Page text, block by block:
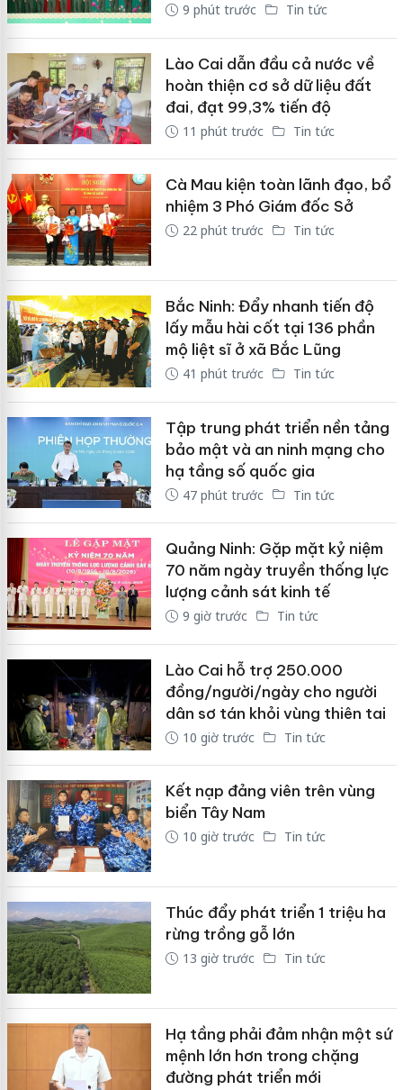
9 phút trước Tin tức
Lào Cai dẫn đầu cả nước về
hoàn thiện cơ sở dữ liệu đất
đai, đạt 99,3% tiến độ
11 phút trước Tin tức
Cà Mau kiện toàn lãnh đạo, bổ
nhiệm 3 Phó Giám đốc Sở
22 phút trước Tin tức
Bắc Ninh: Đẩy nhanh tiến độ
lấy mẫu hài cốt tại 136 phần
mộ liệt sĩ ở xã Bắc Lũng
41 phút trước Tin tức
Tập trung phát triển nền tảng
bảo mật và an ninh mạng cho
hạ tầng số quốc gia
47 phút trước Tin tức
Quảng Ninh: Gặp mặt kỷ niệm
70 năm ngày truyền thống lực
lượng cảnh sát kinh tế
9 giờ trước Tin tức
Lào Cai hỗ trợ 250.000
đồng/người/ngày cho người
dân sơ tán khỏi vùng thiên tai
10 giờ trước Tin tức
Kết nạp đảng viên trên vùng
biển Tây Nam
10 giờ trước Tin tức
Thúc đẩy phát triển 1 triệu ha
rừng trồng gỗ lớn
13 giờ trước Tin tức
Hạ tầng phải đảm nhận một sứ
mệnh lớn hơn trong chặng
đường phát triển mới